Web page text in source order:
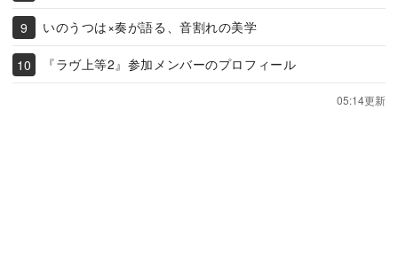
いのうつは×奏が語る、音割れの美学
『ラヴ上等2』参加メンバーのプロフィール
05:14更新